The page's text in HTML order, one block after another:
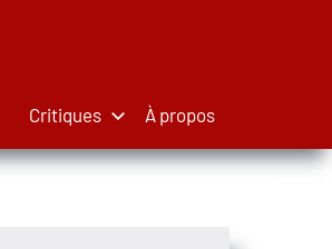
Critiques À propos